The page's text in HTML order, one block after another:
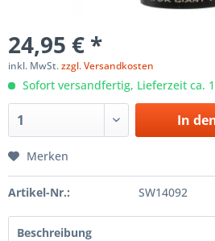
24,95 € *
inkl. MwSt.zzgl. Versandkosten
Sofort versandfertig, Lieferzeit ca.
In
Merken
Artikel-Nr.: SW14092
Beschreibung